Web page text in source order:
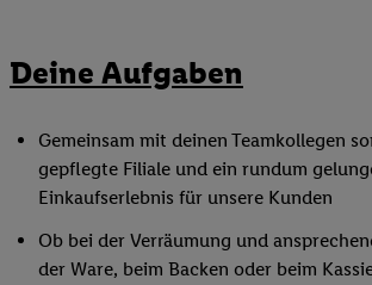
Deine Aufgaben
Gemeinsam mit deinen Teamkollegen
gepflegte Filiale und ein rundum
Einkaufserlebnis für unsere Kunden
Ob bei der Verräumung und
der Ware, beim Backen oder beim